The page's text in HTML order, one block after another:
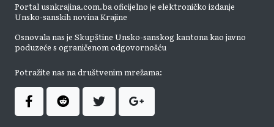
Portal usnkrajina.com.ba oficijelno je elektroničko izdanje
Unsko-sanskih novina Krajine
Osnovala nas je Skupštine Unsko-sanskog kantona kao javno
poduzeće s ograničenom odgovornošću
Potražite nas na društvenim mrežama: